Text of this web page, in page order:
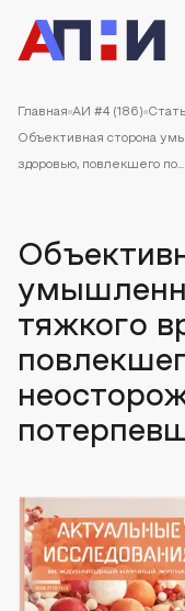
Главная АИ #4 (186)
Объективная сторона
здоровью, повлекшего по...
тяжкого